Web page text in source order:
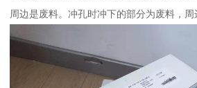
周边是废料。冲孔时冲下的部分为废料，周